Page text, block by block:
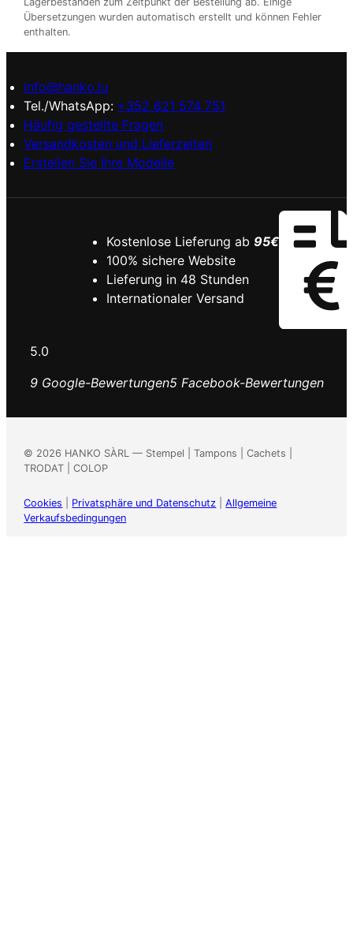
Übersetzungen wurden automatisch erstellt und können Fehler
enthalten.
info@hanko.lu
Tel./WhatsApp: +352 621 574 751
Häufig gestellte Fragen
Versandkosten und Lieferzeiten
Erstellen Sie Ihre Modelle
Kostenlose Lieferung ab 95€
100% sichere Website
Lieferung in 48 Stunden
Internationaler Versand
5.0
9 Google-Bewertungen5 Facebook-Bewertungen
© 2026 HANKO SÀRL — Stempel | Tampons | Cachets |
TRODAT | COLOP
Cookies Privatsphäre und Datenschutz |Allgemeine
Verkaufsbedingungen